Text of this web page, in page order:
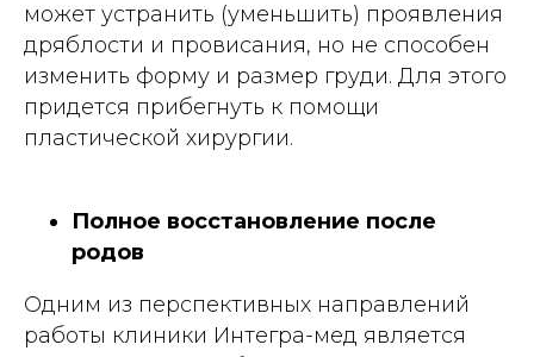
может устранить (уменьшить) проявления
дряблости и провисания, но не способен
изменить форму и размер груди. Для этого
придется прибегнуть к помощи
пластической хирургии.
Полное восстановление после
родов
Одним из перспективных направлений
работы клиники Интегра-мед является